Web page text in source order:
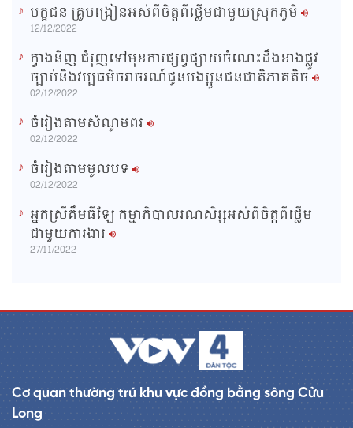
បក្ខជន គ្រូបង្រៀនអស់ពីចិត្តពីថ្លើមជាមួយស្រុកភូមិ
12/12/2022
ក្វាងនិញ ជំរុញទៅមុខការផ្សព្វផ្សាយចំណេះដឹងខាងផ្លូវ
ច្បាប់និងវប្បធម៌ចរាចរណ៍ជូនបងប្អូនជនជាតិភាគតិច
02/12/2022
ចំរៀងតាមសំណូមពរ
02/12/2022
ចំរៀងតាមមូលបទ
02/12/2022
អ្នកស្រីគឹមធីឡែ កម្មាភិបាលរណសិរ្សអស់ពីចិត្តពីថ្លើម
ជាមួយការងារ
27/11/2022
Cơ quan thường trú khu vực đồng bằng sông Cửu
Long